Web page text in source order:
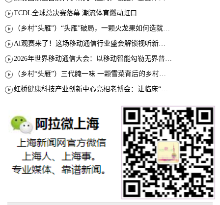
TCDL全球总决赛落幕 潮流体育燃动虹口